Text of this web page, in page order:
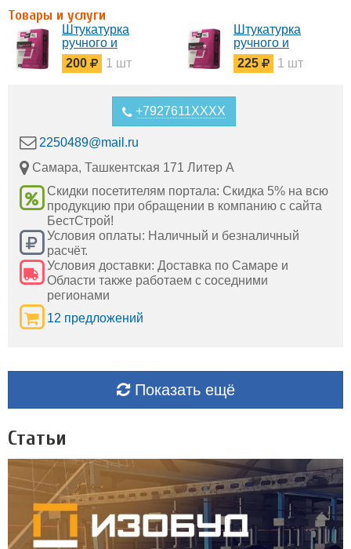
Товары и услуги
Штукатурка
ручного и
машинного
нанесения
гипсовая, не
требующая
шпаклевания на
прямую от
производителя.
200 1 шт
Штукатурка
ручного и
машинного
нанесения
225 1 шт
+7927611XXXX
2250489@mail.ru
Самара, Ташкентская 171 Литер А
Скидки посетителям портала: Скидка 5% на всю
продукцию при обращении в компанию с сайта
БестСтрой!
Условия оплаты: Наличный и безналичный
расчёт.
Условия доставки: Доставка по Самаре и
Области также работаем с соседними
регионами
12 предложений
Показать ещё
Статьи